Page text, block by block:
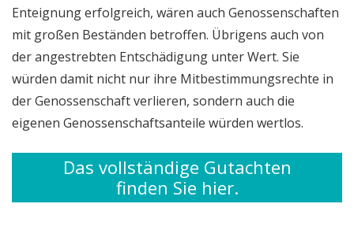
Enteignung erfolgreich, wären auch Genossenschaften
mit großen Beständen betroffen. Übrigens auch von
der angestrebten Entschädigung unter Wert. Sie
würden damit nicht nur ihre Mitbestimmungsrechte in
der Genossenschaft verlieren, sondern auch die
eigenen Genossenschaftsanteile würden wertlos.
Das vollständige Gutachten
finden Sie hier.